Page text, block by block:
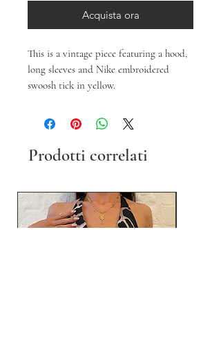
Acquista ora
This is a vintage piece featuring a hood,
long sleeves and Nike embroidered
swoosh tick in yellow.
Prodotti correlati